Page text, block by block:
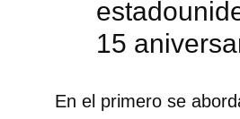
15
En el primero se